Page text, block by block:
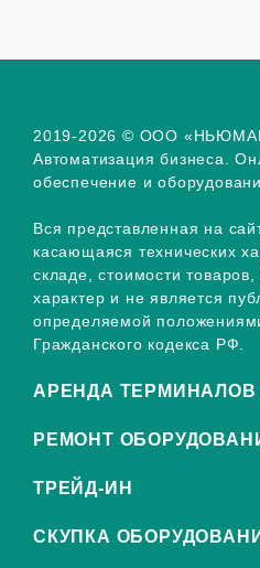
2019-2026 © ООО
Автоматизация бизнеса.
обеспечение и
Вся представленная на
касающаяся технических
складе, стоимости
характер и не является
определяемой
Гражданского кодекса РФ.
АРЕНДА
РЕМОНТ
ТРЕЙД-ИН
СКУПКА